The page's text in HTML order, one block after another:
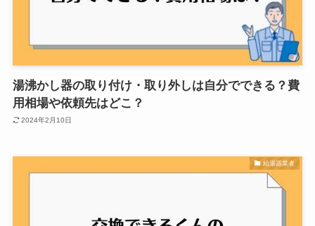
湯沸かし器の取り付け・取り外しは自分でできる？費
用相場や依頼先はどこ？
2024年2月10日
給湯器業者